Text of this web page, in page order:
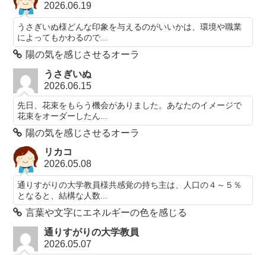
2026.06.19
うさぎいぬ様どんな印象を与えるのがいいかは、環境や職業
によってもかわるので...
陽の気を感じさせるオーラ
うさぎいぬ
2026.06.15
先日、花束をもらう機会がありました。あなたのイメージで
花束をオーダーしたん...
陽の気を感じさせるオーラ
リカコ
2026.05.08
通りすがりの大学教員様共感覚の持ち主は、人口の４～５％
となると、結構な人数...
言葉や文字にエネルギーの色を感じる
通りすがりの大学教員
2026.05.07